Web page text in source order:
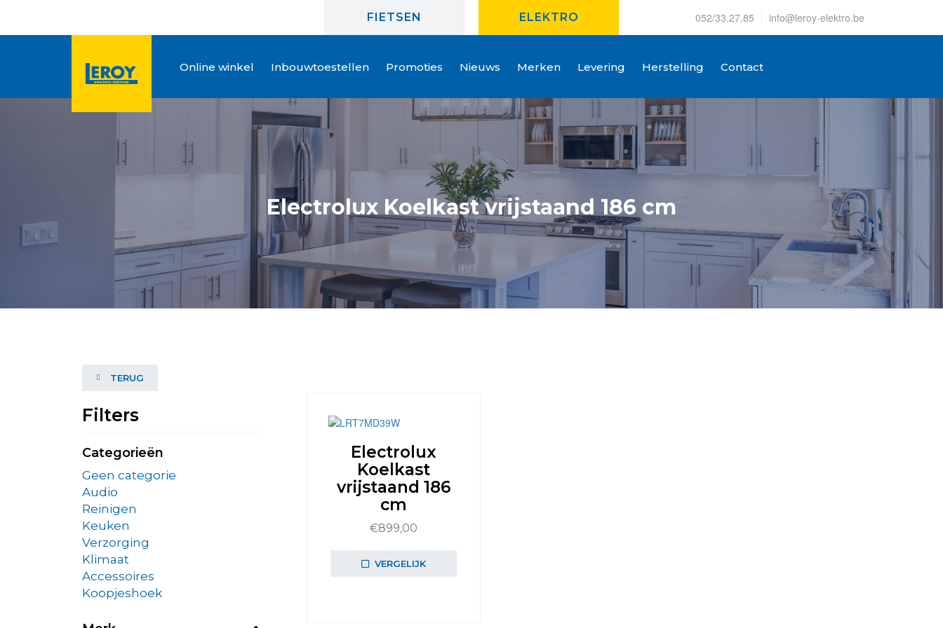
FIETSEN ELEKTRO 052/33.27.85 info@leroy-elektro.be
Online winkel Inbouwtoestellen Promoties Nieuws Merken Levering Herstelling Contact
Electrolux Koelkast vrijstaand 186 cm
TERUG
Filters
Categorieën
Geen categorie
Audio
Reinigen
Keuken
Verzorging
Klimaat
Accessoires
Koopjeshoek
Electrolux
Koelkast
vrijstaand 186
cm
€899,00
VERGELIJK